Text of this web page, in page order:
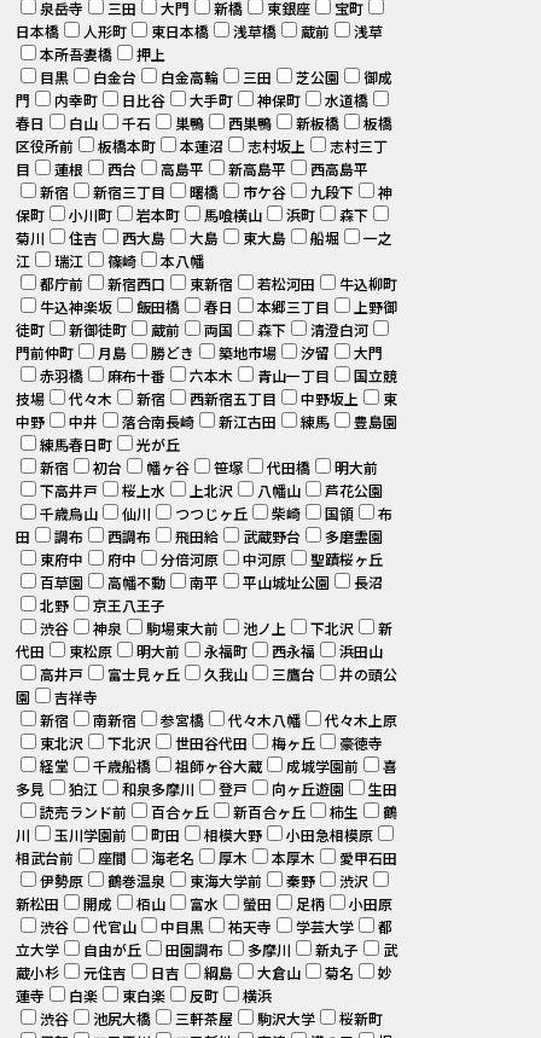
泉岳寺 三田 大門 新橋 東銀座
宝町
日本橋
人形町 東日本橋 浅草橋 蔵前
浅草
本所吾妻橋
押上
目黒
白金台 白金高輪 三田 芝公園
御成
門
内幸町 日比谷 大手町 神保町
水道橋
春日
白山 千石 巣鴨 西巣鴨 新板橋
板橋
区役所前
板橋本町 本蓮沼 志村坂上
志村三丁
目
蓮根 西台 高島平 新高島平
西高島平
新宿
新宿三丁目 曙橋 市ケ谷 九段下
神
保町
小川町 岩本町 馬喰横山 浜町
森下
菊川
住吉 西大島 大島 東大島 船堀
一之
江
瑞江 篠崎
本八幡
都庁前
新宿西口 東新宿 若松河田
牛込柳町
牛込神楽坂
飯田橋 春日 本郷三丁目
上野御
徒町
新御徒町 蔵前 両国 森下
清澄白河
門前仲町
月島 勝どき 築地市場 汐留
大門
赤羽橋
麻布十番 六本木 青山一丁目
国立競
技場
代々木 新宿 西新宿五丁目 中野坂上
東
中野
中井 落合南長崎 新江古田 練馬
豊島園
練馬春日町
光が丘
新宿
初台 幡ヶ谷 笹塚 代田橋
明大前
下高井戸
桜上水 上北沢 八幡山
芦花公園
千歳烏山
仙川 つつじヶ丘 柴崎 国領
布
田
調布 西調布 飛田給 武蔵野台
多磨霊園
東府中
府中 分倍河原 中河原
聖蹟桜ヶ丘
百草園
高幡不動 南平 平山城址公園
長沼
北野
京王八王子
渋谷
神泉 駒場東大前 池ノ上 下北沢
新
代田
東松原 明大前 永福町 西永福
浜田山
高井戸
富士見ヶ丘 久我山 三鷹台
井の頭公
園
吉祥寺
新宿
南新宿 参宮橋 代々木八幡
代々木上原
東北沢
下北沢 世田谷代田 梅ヶ丘
豪徳寺
経堂
千歳船橋 祖師ヶ谷大蔵 成城学園前
喜
多見
狛江 和泉多摩川 登戸 向ヶ丘遊園
生田
読売ランド前
百合ヶ丘 新百合ヶ丘 柿生
鶴
川
玉川学園前 町田 相模大野
小田急相模原
相武台前
座間 海老名 厚木 本厚木
愛甲石田
伊勢原
鶴巻温泉 東海大学前 秦野
渋沢
新松田
開成 栢山 富水 螢田 足柄
小田原
渋谷
代官山 中目黒 祐天寺 学芸大学
都
立大学
自由が丘 田園調布 多摩川 新丸子
武
蔵小杉
元住吉 日吉 綱島 大倉山 菊名
妙
蓮寺
白楽 東白楽 反町
横浜
渋谷
池尻大橋 三軒茶屋 駒沢大学
桜新町